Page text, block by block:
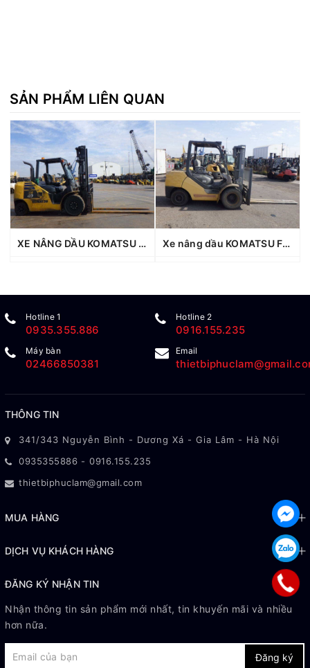
SẢN PHẨM LIÊN QUAN
XE NÂNG DẦU KOMATSU 4.0 TẤN FH40-2 #141153 Xe nâng dầu KOMATSU FD35AT-17 #310158
Hotline 1
0935.355.886
Hotline 2
0916.155.235
Máy bàn
02466850381
Email
THÔNG TIN
341/343 Nguyễn Bình - Dương Xá - Gia Lâm - Hà Nội
0935355886 - 0916.155.235
thietbiphuclam@gmail.com
MUA HÀNG
DỊCH VỤ KHÁCH HÀNG
ĐĂNG KÝ NHẬN TIN
Nhận thông tin sản phẩm mới nhất, tin khuyến mãi và nhiều
hơn nữa.
Đăng ký